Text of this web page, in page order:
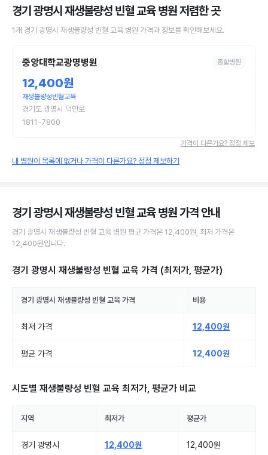
경기 광명시 재생불량성 빈혈 교육 병원저렴한 곳
1개 경기 광명시 재생불량성 빈혈 교육 병원 가격과 정보를 확인해보세요.
중앙대학교광명병원 종합병원
12,400원
재생불량성빈혈교육
경기도 광명시 덕안로
1811-7800
가격이 다른가요? 정정 제보
내 병원이 목록에 없거나 가격이 다른가요? 정정 제보하기
경기 광명시 재생불량성 빈혈 교육 병원가격 안내
경기 광명시 재생불량성 빈혈 교육 병원 평균 가격은 12,400원 , 최저 가격은
12,400원입니다.
경기 광명시 재생불량성 빈혈 교육 가격 (최저가, 평균가)
경기 광명시 재생불량성 빈혈 교육 가격 비용
최저 가격 12,400원
평균 가격 12,400원
시도별 재생불량성 빈혈 교육 최저가, 평균가 비교
지역 최저가 평균가
경기 광명시 12,400원 12,400원